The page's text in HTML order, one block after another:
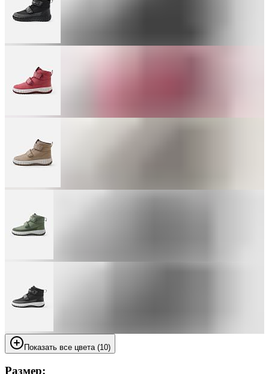
Показать все цвета (10)
Размер: